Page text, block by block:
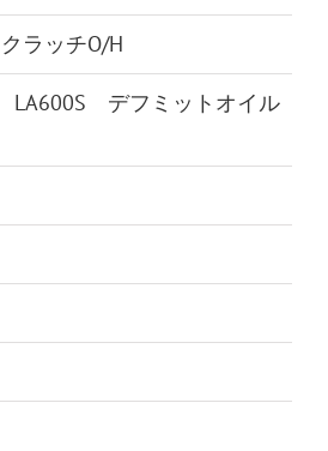
ラッチO/H
LA600S デフミットオイル